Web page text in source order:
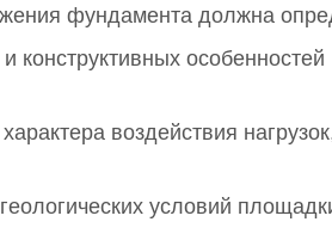
фундамента должна
конструктивных особенностей
воздействия
условий